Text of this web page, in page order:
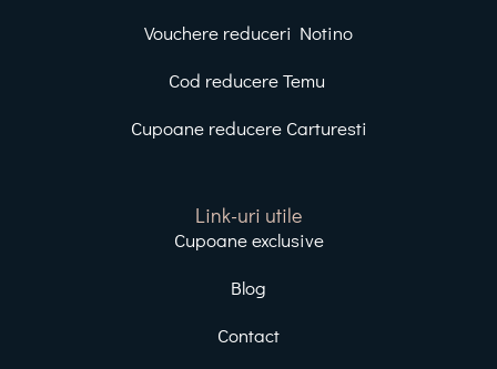
Vouchere reduceri Notino
Cod reducere Temu
Cupoane reducere Carturesti
Link-uri utile
Cupoane exclusive
Blog
Contact